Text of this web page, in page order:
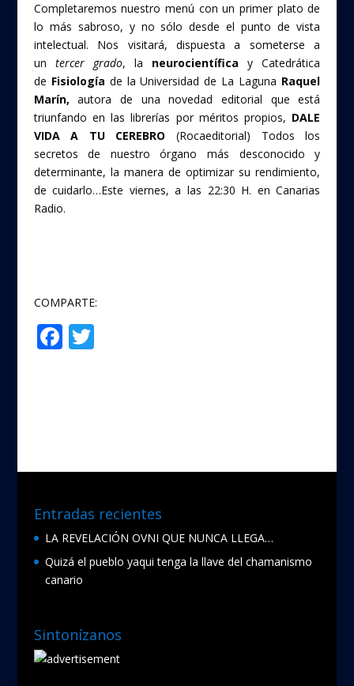
Completaremos nuestro menú con un primer plato de
lo más sabroso, y no sólo desde el punto de vista
intelectual. Nos visitará, dispuesta a someterse a
un tercer grado, la neurocientífica y Catedrática
de Fisiología de la Universidad de La Laguna Raquel
Marín,autora de una novedad editorial que está
triunfando en las librerías por méritos propios, DALE
VIDA A TU CEREBRO (Rocaeditorial) Todos los
secretos de nuestro órgano más desconocido y
determinante, la manera de optimizar su rendimiento,
de cuidarlo…Este viernes, a las 22:30 H. en Canarias
Radio.
COMPARTE:
F
o
T
Entradas recientes
LA REVELACIÓN OVNI QUE NUNCA LLEGA…
Quizá el pueblo yaqui tenga la llave del chamanismo
canario
Sintonízanos